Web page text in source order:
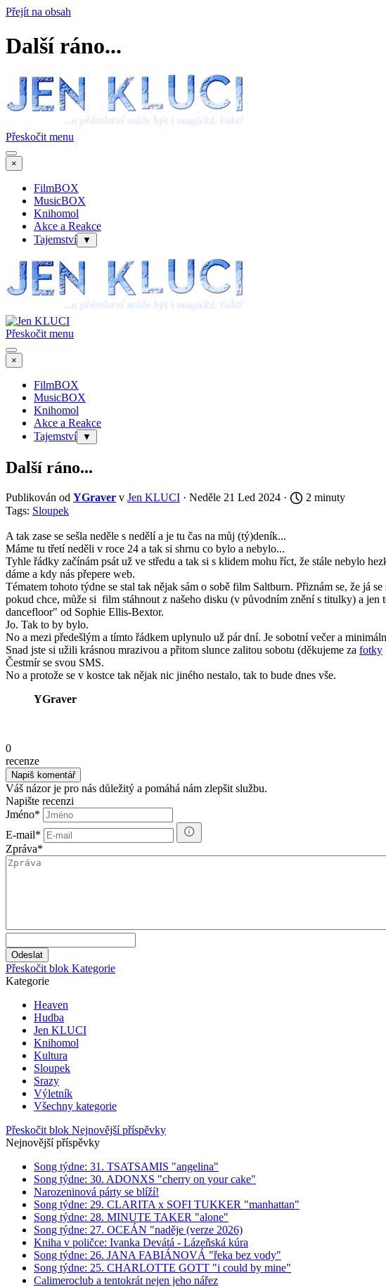
Přejít na obsah
Další ráno...
Přeskočit menu
×
FilmBOX
MusicBOX
Knihomol
Akce a Reakce
Tajemství
▼
Přeskočit menu
×
FilmBOX
MusicBOX
Knihomol
Akce a Reakce
Tajemství
▼
Další ráno...
Publikován od YGraver v Jen KLUCI · Neděle 21 Led 2024 ·
2 minuty
Tags: Sloupek
A tak zase se sešla neděle s nedělí a je tu čas na můj (tý)deník...
Máme tu třetí neděli v roce 24 a tak si shrnu co bylo a nebylo...
Tyhle řádky začínám psát už ve středu a tak si s klidem mohu říct, že stále nebylo
dáme a kdy nás přepere web.
Tématem tohoto týdne se stal tak nějak sám o sobě film Saltburn. Přiznám se, že já
pokud chce, může si film stáhnout z našeho disku (v původním znění s titulky) a
dancefloor" od Sophie Ellis-Bextor.
Jo. Tak to by bylo.
No a mezi předešlým a tímto řádkem uplynulo už pár dní. Je sobotní večer a
Snad jste si užili krásnou mrazivou a přitom slunce zalitou sobotu (děkujeme za fotky
Čestmír se svou SMS.
No a protože se v kostce tak nějak nic jiného nestalo, tak to bude dnes vše.
YGraver
0
recenze
Váš názor je pro nás důležitý a pomáhá nám zlepšit službu.
Napište recenzi
Jméno*
E-mail*
Zpráva*
Přeskočit blok Kategorie
Kategorie
Heaven
Hudba
Jen KLUCI
Knihomol
Kultura
Sloupek
Srazy
Výletník
Všechny kategorie
Přeskočit blok Nejnovější příspěvky
Nejnovější příspěvky
Song týdne: 31. TSATSAMIS "angelina"
Song týdne: 30. ADONXS "cherry on your cake"
Narozeninová párty se blíží!
Song týdne: 29. CLARITA x SOFI TUKKER "manhattan"
Song týdne: 28. MINUTE TAKER "alone"
Song týdne: 27. OCEÁN "naděje (verze 2026)
Kniha v poličce: Ivanka Devátá - Lázeňská kúra
Song týdne: 26. JANA FABIÁNOVÁ "řeka bez vody"
Song týdne: 25. CHARLOTTE GOTT "i could by mine"
Calimeroclub a tentokrát nejen jeho nářez